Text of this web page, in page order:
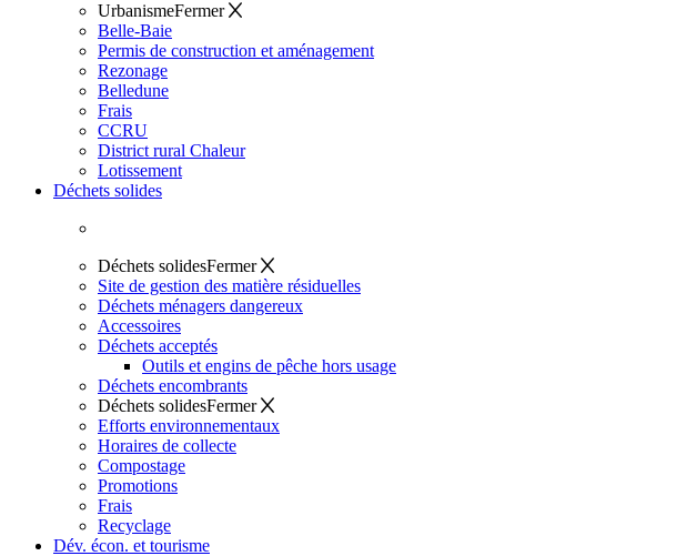
UrbanismeFermer
Belle-Baie
Permis de construction et aménagement
Rezonage
Belledune
Frais
CCRU
District rural Chaleur
Lotissement
Déchets solides
Déchets solidesFermer
Site de gestion des matière résiduelles
Déchets ménagers dangereux
Accessoires
Déchets acceptés
Outils et engins de pêche hors usage
Déchets encombrants
Déchets solidesFermer
Efforts environnementaux
Horaires de collecte
Compostage
Promotions
Frais
Recyclage
Dév. écon. et tourisme